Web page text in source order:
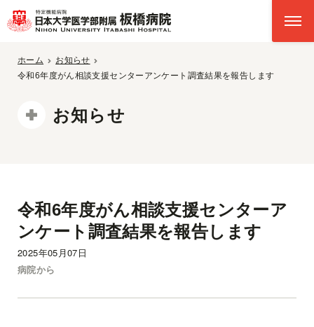
ホーム
お知らせ
令和6年度がん相談支援センターアンケート調査結果を報告します
お知らせ
令和6年度がん相談支援センターア
ンケート調査結果を報告します
2025年05月07日
病院から